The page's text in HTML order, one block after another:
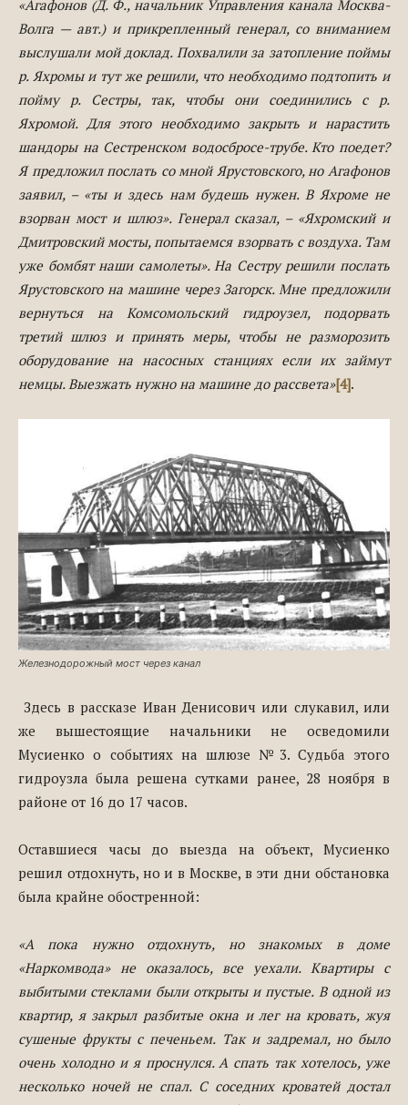
«Агафонов (Д. Ф., начальник Управления канала Москва-
Волга — авт.) и прикрепленный генерал, со вниманием
выслушали мой доклад. Похвалили за затопление поймы
р. Яхромы и тут же решили, что необходимо подтопить и
пойму р. Сестры, так, чтобы они соединились с р.
Яхромой. Для этого необходимо закрыть и нарастить
шандоры на Сестренском водосбросе-трубе. Кто поедет?
Я предложил послать со мной Ярустовского, но Агафонов
заявил, – «ты и здесь нам будешь нужен. В Яхроме не
взорван мост и шлюз». Генерал сказал, – «Яхромский и
Дмитровский мосты, попытаемся взорвать с воздуха. Там
уже бомбят наши самолеты». На Сестру решили послать
Ярустовского на машине через Загорск. Мне предложили
вернуться на Комсомольский гидроузел, подорвать
третий шлюз и принять меры, чтобы не разморозить
оборудование на насосных станциях если их займут
немцы. Выезжать нужно на машине до рассвета»[4].
Железнодорожный мост через канал
Здесь в рассказе Иван Денисович или слукавил, или
же вышестоящие начальники не осведомили
Мусиенко о событиях на шлюзе №3. Судьба этого
гидроузла была решена сутками ранее, 28 ноября в
районе от 16 до 17 часов.
Оставшиеся часы до выезда на объект, Мусиенко
решил отдохнуть, но и в Москве, в эти дни обстановка
была крайне обостренной:
«А пока нужно отдохнуть, но знакомых в доме
«Наркомвода» не оказалось, все уехали. Квартиры с
выбитыми стеклами были открыты и пустые. В одной из
квартир, я закрыл разбитые окна и лег на кровать, жуя
сушеные фрукты с печеньем. Так и задремал, но было
очень холодно и я проснулся. А спать так хотелось, уже
несколько ночей не спал. С соседних кроватей достал